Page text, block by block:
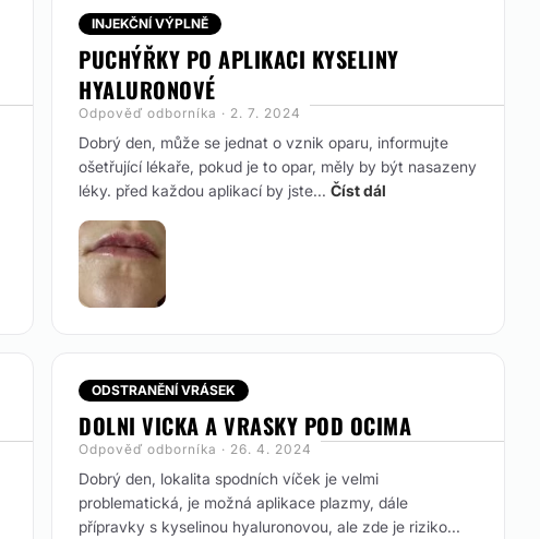
INJEKČNÍ VÝPLNĚ
PUCHÝŘKY PO APLIKACI KYSELINY
HYALURONOVÉ
Odpověď odborníka · 2. 7. 2024
Dobrý den, může se jednat o vznik oparu, informujte
ošetřující lékaře, pokud je to opar, měly by být nasazeny
léky. před každou aplikací by jste... Číst dál
ODSTRANĚNÍ VRÁSEK
DOLNI VICKA A VRASKY POD OCIMA
Odpověď odborníka · 26. 4. 2024
Dobrý den, lokalita spodních víček je velmi
problematická, je možná aplikace plazmy, dále
přípravky s kyselinou hyaluronovou, ale zde je riziko...